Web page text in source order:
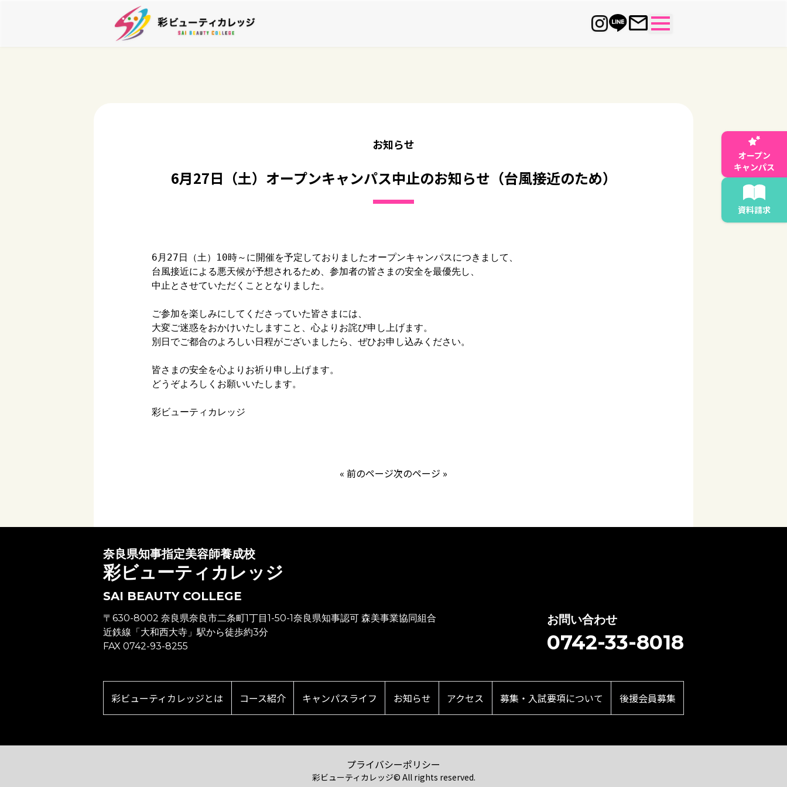
オープン
キャンパス
資料請求
お知らせ
6月27日（土）オープンキャンパス中止のお知らせ（台風接近のため）
6月27日（土）10時～に開催を予定しておりましたオープンキャンパスにつきまして、
台風接近による悪天候が予想されるため、参加者の皆さまの安全を最優先し、
中止とさせていただくこととなりました。
ご参加を楽しみにしてくださっていた皆さまには、
大変ご迷惑をおかけいたしますこと、心よりお詫び申し上げます。
別日でご都合のよろしい日程がございましたら、ぜひお申し込みください。
皆さまの安全を心よりお祈り申し上げます。
どうぞよろしくお願いいたします。
彩ビューティカレッジ
« 前のページ次のページ »
奈良県知事指定美容師養成校
彩ビューティカレッジ
SAI BEAUTY COLLEGE
〒630-8002 奈良県奈良市二条町1丁目1-50-1奈良県知事認可 森美事業協同組合
近鉄線「大和西大寺」駅から徒歩約3分
FAX 0742-93-8255
お問い合わせ
0742-33-8018
彩ビューティカレッジとは コース紹介 キャンパスライフ お知らせ アクセス 募集・入試要項について 後援会員募集
プライバシーポリシー
彩ビューティカレッジ© All rights reserved.